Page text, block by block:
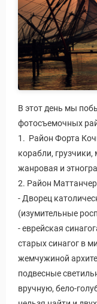
В этот день мы
фотосъемочных
1. Район Форта
корабли,
жанровая и
2. Район
- Дворец
(изумительные
- еврейская
старых синагог в
жемчужиной
подвесные
вручную, бело-